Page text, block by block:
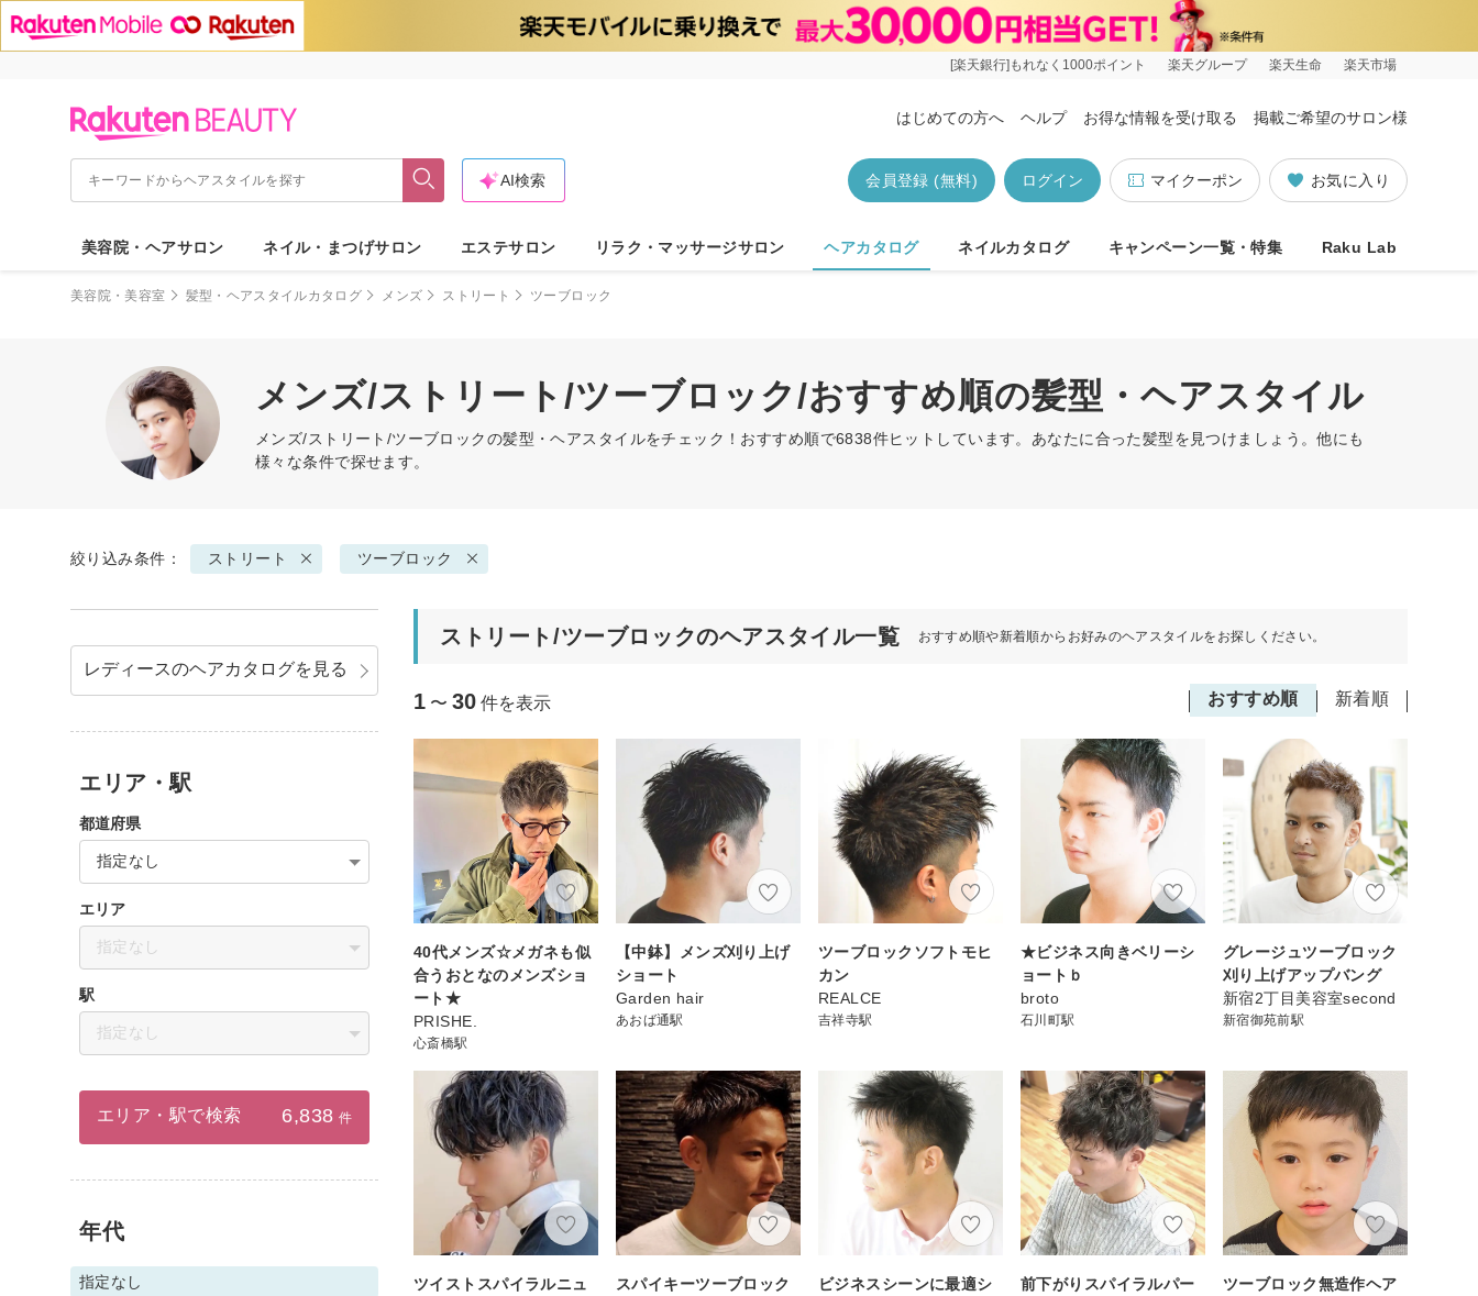
[楽天銀行]もれなく1000ポイント 楽天グループ 楽天生命 楽天市場
はじめての方へ ヘルプ お得な情報を受け取る 掲載ご希望のサロン様
お気に入り
マイクーポン
ログイン
会員登録 (無料)
AI検索
美容院・ヘアサロン ネイル・まつげサロン エステサロン リラク・マッサージサロン ヘアカタログ ネイルカタログ キャンペーン一覧・特集 Raku Lab
美容院・美容室 髪型・ヘアスタイルカタログ メンズ ストリート ツーブロック
メンズ/ストリート/ツーブロック/おすすめ順の髪型・ヘアスタイル
メンズ/ストリート/ツーブロックの髪型・ヘアスタイルをチェック！おすすめ順で6838件ヒットしています。あなたに合った髪型を見つけましょう。他にも
様々な条件で探せます。
絞り込み条件： ストリート ツーブロック
ストリート/ツーブロックのヘアスタイル一覧 おすすめ順や新着順からお好みのヘアスタイルをお探しください。
おすすめ順 新着順
1 〜 30 件を表示
40代メンズ☆メガネも似
合うおとなのメンズショ
ート★
PRISHE.
心斎橋駅
【中鉢】メンズ刈り上げ
ショート
Garden hair
あおば通駅
ツーブロックソフトモヒ
カン
REALCE
吉祥寺駅
★ビジネス向きベリーシ
ョートｂ
broto
石川町駅
グレージュツーブロック
刈り上げアップバング
新宿2丁目美容室second
新宿御苑前駅
ツイストスパイラルニュ
スパイキーツーブロック
ビジネスシーンに最適シ
前下がりスパイラルパー
ツーブロック無造作ヘア
レディースのヘアカタログを見る
エリア・駅
都道府県
指定なし
エリア
指定なし
駅
指定なし
エリア・駅で検索 6,838 件
年代
指定なし